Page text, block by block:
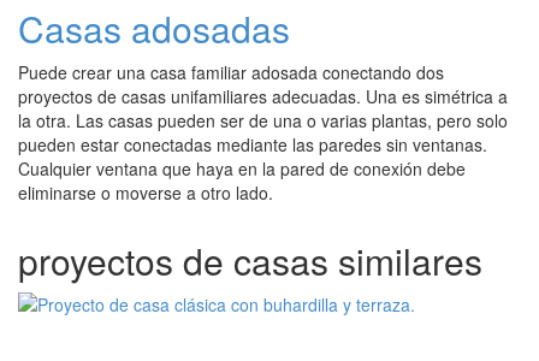
Casas adosadas
Puede crear una casa familiar adosada conectando dos
proyectos de casas unifamiliares adecuadas. Una es simétrica a
la otra. Las casas pueden ser de una o varias plantas, pero solo
pueden estar conectadas mediante las paredes sin ventanas.
Cualquier ventana que haya en la pared de conexión debe
eliminarse o moverse a otro lado.
proyectos de casas similares